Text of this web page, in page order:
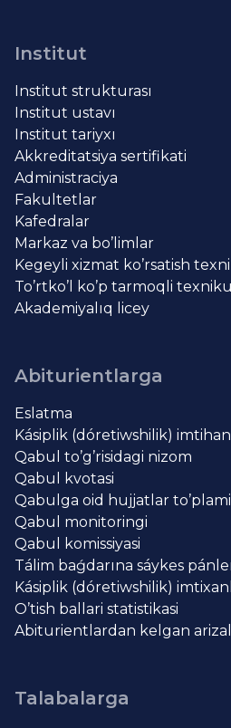
Institut
Institut strukturası
Institut ustavı
Institut tariyxı
Akkreditatsiya sertifikati
Administraciya
Fakultetlar
Kafedralar
Markaz va bo’limlar
Kegeyli xizmat ko’rsatish
To’rtko’l ko’p tarmoqli
Akademiyalıq licey
Abiturientlarga
Eslatma
Kásiplik (dóretiwshilik)
Qabul to’g’risidagi nizom
Qabul kvotasi
Qabulga oid hujjatlar to’plami
Qabul monitoringi
Qabul komissiyasi
Tálim baǵdarına sáykes
Kásiplik (dóretiwshilik)
O’tish ballari statistikasi
Abiturientlardan kelgan
Talabalarga